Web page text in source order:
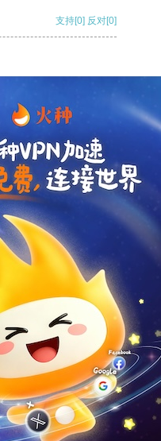
支持[0] 反对[0]
支持 [0] 反对[0]
支持[0] 反对
支持[0] 反对[0]